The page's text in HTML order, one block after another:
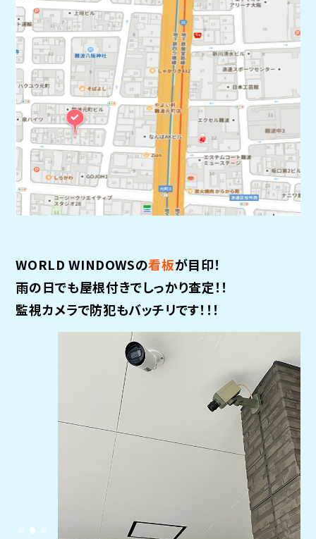
WORLD WINDOWSの看板が目印！
雨の日でも屋根付きでしっかり査定！！
監視カメラで防犯もバッチリです！！！